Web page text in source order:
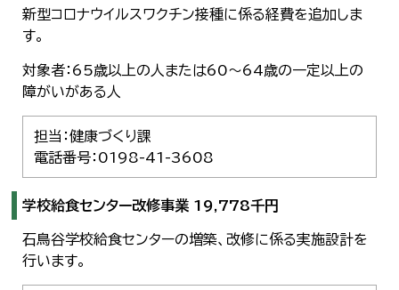
简体中文
繁體中文
新型コロナウイルスワクチン接種に係る経費を追加しま
す。
対象者：65歳以上の人または60～64歳の一定以上の
障がいがある人
担当：健康づくり課
電話番号：0198-41-3608
学校給食センター改修事業 19,778千円
石鳥谷学校給食センターの増築、改修に係る実施設計を
行います。